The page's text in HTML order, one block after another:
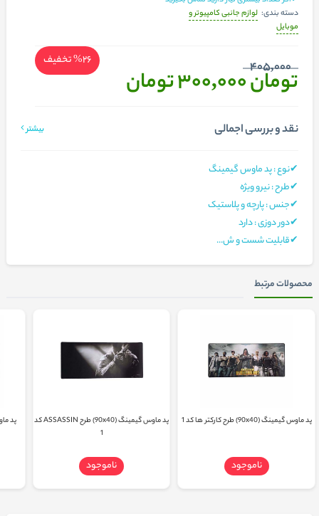
دسته بندی: لوازم جانبی کامپیوتر و
موبایل
405,000
تومان 300,000 تومان
%26تخفیف
نقد و بررسی اجمالی بیشتر
✔نوع : پد ماوس گیمینگ
✔طرح : نیرو ویژه
✔جنس : پارچه و پلاستیک
✔دور دوزی : دارد
✔قابلیت شست و ش...
محصولات مرتبط
پد ماوس گیمینگ (90x40) طرح کارکتر ها کد 1
ناموجود
پد ماوس گیمینگ (90x40) طرح ASSASSIN کد
1
ناموجود